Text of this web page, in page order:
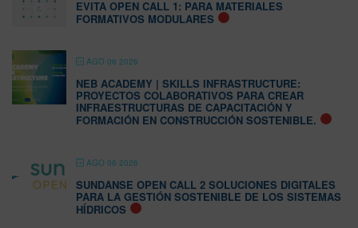
EVITA OPEN CALL 1: PARA MATERIALES
FORMATIVOS MODULARES
AGO 06 2026
NEB ACADEMY | SKILLS INFRASTRUCTURE:
PROYECTOS COLABORATIVOS PARA CREAR
INFRAESTRUCTURAS DE CAPACITACIÓN Y
FORMACIÓN EN CONSTRUCCIÓN SOSTENIBLE.
AGO 06 2026
SUNDANSE OPEN CALL 2 SOLUCIONES DIGITALES
PARA LA GESTIÓN SOSTENIBLE DE LOS SISTEMAS
HÍDRICOS